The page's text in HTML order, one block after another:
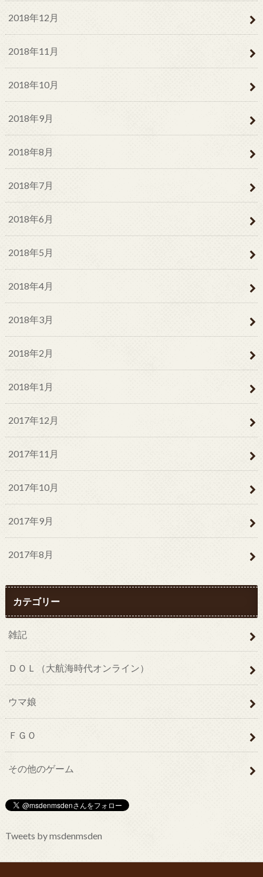
2018年12月
2018年11月
2018年10月
2018年9月
2018年8月
2018年7月
2018年6月
2018年5月
2018年4月
2018年3月
2018年2月
2018年1月
2017年12月
2017年11月
2017年10月
2017年9月
2017年8月
カテゴリー
雑記
ＤＯＬ（大航海時代オンライン）
ウマ娘
ＦＧＯ
その他のゲーム
Tweets by msdenmsden